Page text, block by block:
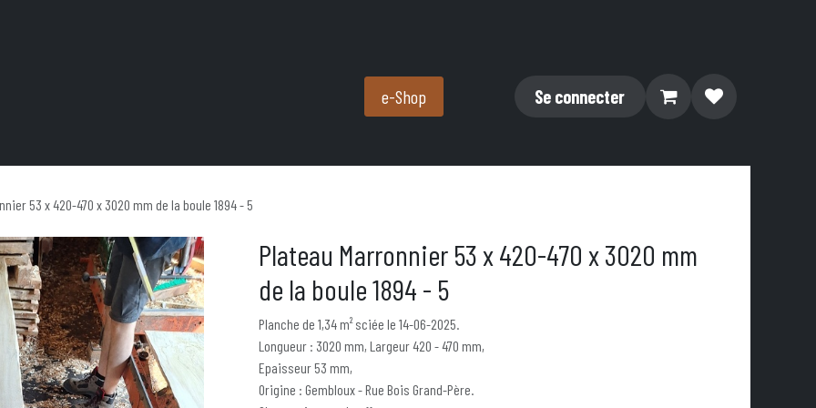
e-Shop Se connecter
53 x 420-470 x 3020 mm de la boule 1894 - 5
Plateau Marronnier 53 x 420-470 x 3020 mm
de la boule 1894 - 5
Planche de 1,34 m² sciée le 14-06-2025.
Longueur : 3020 mm, Largeur 420 - 470 mm,
Epaisseur 53 mm,
Origine : Gembloux - Rue Bois Grand-Père.